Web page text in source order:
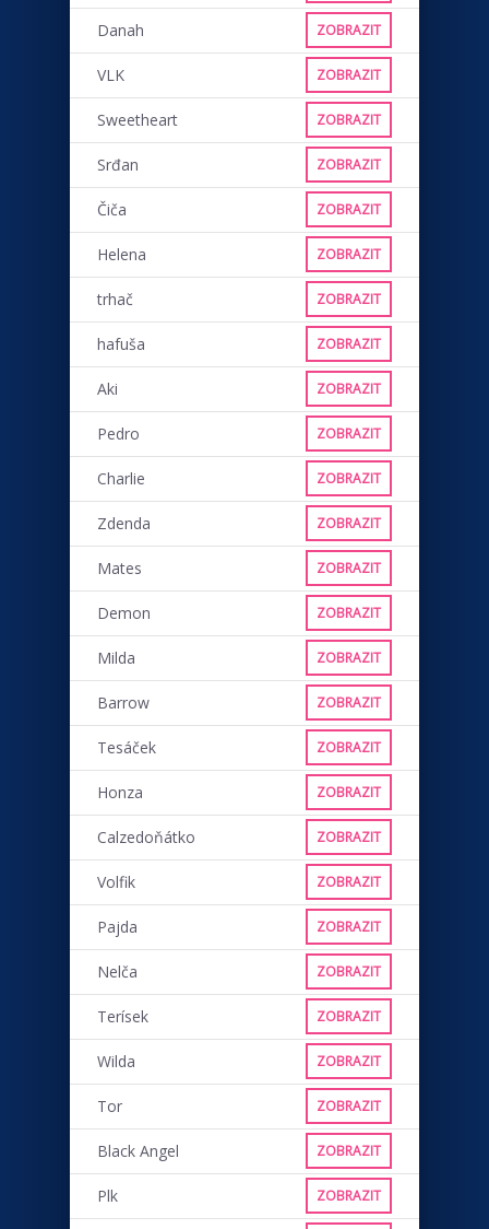
Danah ZOBRAZIT
VLK ZOBRAZIT
Sweetheart ZOBRAZIT
Srđan ZOBRAZIT
Čiča ZOBRAZIT
Helena ZOBRAZIT
trhač ZOBRAZIT
hafuša ZOBRAZIT
Aki ZOBRAZIT
Pedro ZOBRAZIT
Charlie ZOBRAZIT
Zdenda ZOBRAZIT
Mates ZOBRAZIT
Demon ZOBRAZIT
Milda ZOBRAZIT
Barrow ZOBRAZIT
Tesáček ZOBRAZIT
Honza ZOBRAZIT
Calzedoňátko ZOBRAZIT
Volfik ZOBRAZIT
Pajda ZOBRAZIT
Nelča ZOBRAZIT
Terísek ZOBRAZIT
Wilda ZOBRAZIT
Tor ZOBRAZIT
Black Angel ZOBRAZIT
Plk ZOBRAZIT